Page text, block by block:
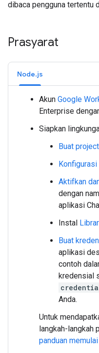
dibaca pengguna tertentu
Prasyarat
Node.js
Akun Google
Enterprise
Siapkan
Buat
Konfigurasi
Aktifkan
dengan
aplikasi
Instal
Buat
aplikasi
contoh
kredensial
Anda.
Untuk
langkah-langkah
panduan